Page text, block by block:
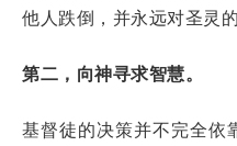
他人跌倒，并永远对圣灵
第二，向神寻求智慧。
基督徒的决策并不完全依